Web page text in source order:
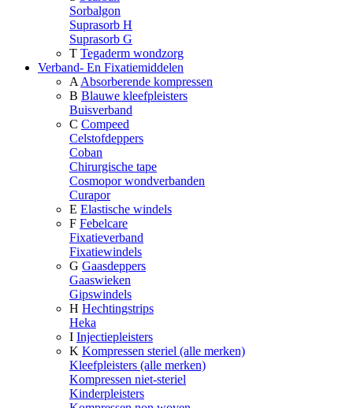
Sorbalgon
Suprasorb H
Suprasorb G
T Tegaderm wondzorg
Verband- En Fixatiemiddelen
A Absorberende kompressen
B Blauwe kleefpleisters
Buisverband
C Compeed
Celstofdeppers
Coban
Chirurgische tape
Cosmopor wondverbanden
Curapor
E Elastische windels
F Febelcare
Fixatieverband
Fixatiewindels
G Gaasdeppers
Gaaswieken
Gipswindels
H Hechtingstrips
Heka
I Injectiepleisters
K Kompressen steriel (alle merken)
Kleefpleisters (alle merken)
Kompressen niet-steriel
Kinderpleisters